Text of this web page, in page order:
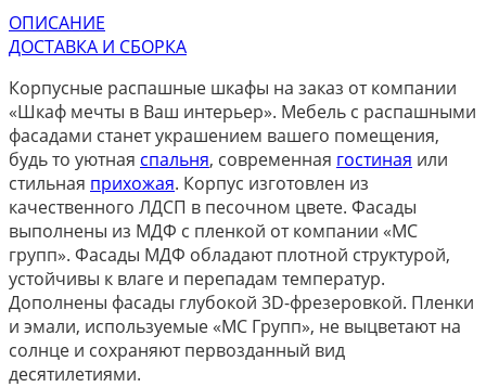
ОПИСАНИЕ
ДОСТАВКА И СБОРКА
Корпусные распашные шкафы на заказ от компании
«Шкаф мечты в Ваш интерьер». Мебель с распашными
фасадами станет украшением вашего помещения,
будь то уютная спальня, современная гостиная или
стильная прихожая. Корпус изготовлен из
качественного ЛДСП в песочном цвете. Фасады
выполнены из МДФ с пленкой от компании «МС
групп». Фасады МДФ обладают плотной структурой,
устойчивы к влаге и перепадам температур.
Дополнены фасады глубокой 3D-фрезеровкой. Пленки
и эмали, используемые «МС Групп», не выцветают на
солнце и сохраняют первозданный вид
десятилетиями.